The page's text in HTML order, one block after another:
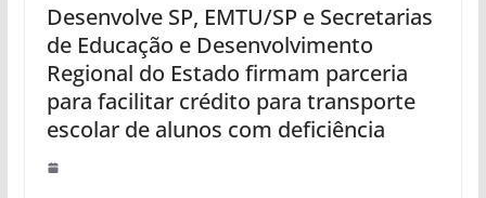
Desenvolve SP, EMTU/SP e Secretarias
de Educação e Desenvolvimento
Regional do Estado firmam parceria
para facilitar crédito para transporte
escolar de alunos com deficiência